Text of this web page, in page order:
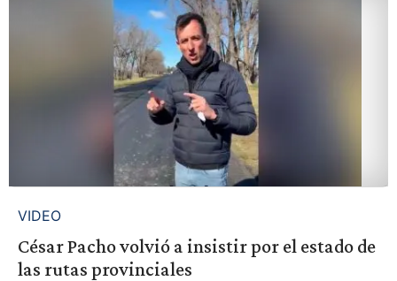
VIDEO
César Pacho volvió a insistir por el estado de
las rutas provinciales